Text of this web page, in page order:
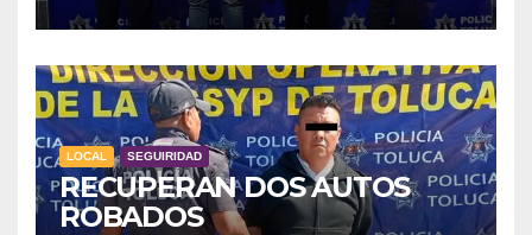
LOCAL SEGUIRIDAD
RECUPERAN DOS AUTOS
ROBADOS